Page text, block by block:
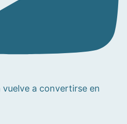
a convertirse en